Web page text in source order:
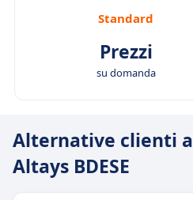
Standard
Prezzi
su domanda
Alternative clienti a
Altays BDESE